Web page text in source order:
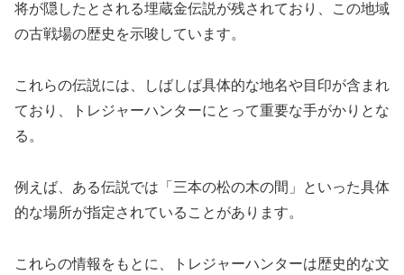
将が隠したとされる埋蔵金伝説が残されており、この地域
の古戦場の歴史を示唆しています。
これらの伝説には、しばしば具体的な地名や目印が含まれ
ており、トレジャーハンターにとって重要な手がかりとな
る。
例えば、ある伝説では「三本の松の木の間」といった具体
的な場所が指定されていることがあります。
これらの情報をもとに、トレジャーハンターは歴史的な文